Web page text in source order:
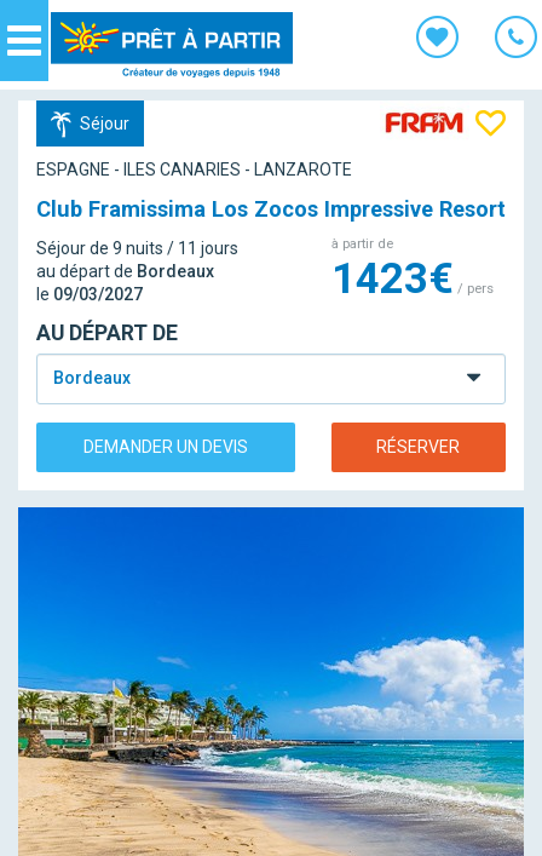
Navigation
Séjour
ESPAGNE - ILES CANARIES - LANZAROTE
Club Framissima Los Zocos Impressive Resort
Séjour de 9 nuits / 11 jours
au départ de Bordeaux
le 09/03/2027
à partir de
1423€ / pers
AU DÉPART DE
Bordeaux
DEMANDER UN DEVIS RÉSERVER
Panneau de gestion des cookies